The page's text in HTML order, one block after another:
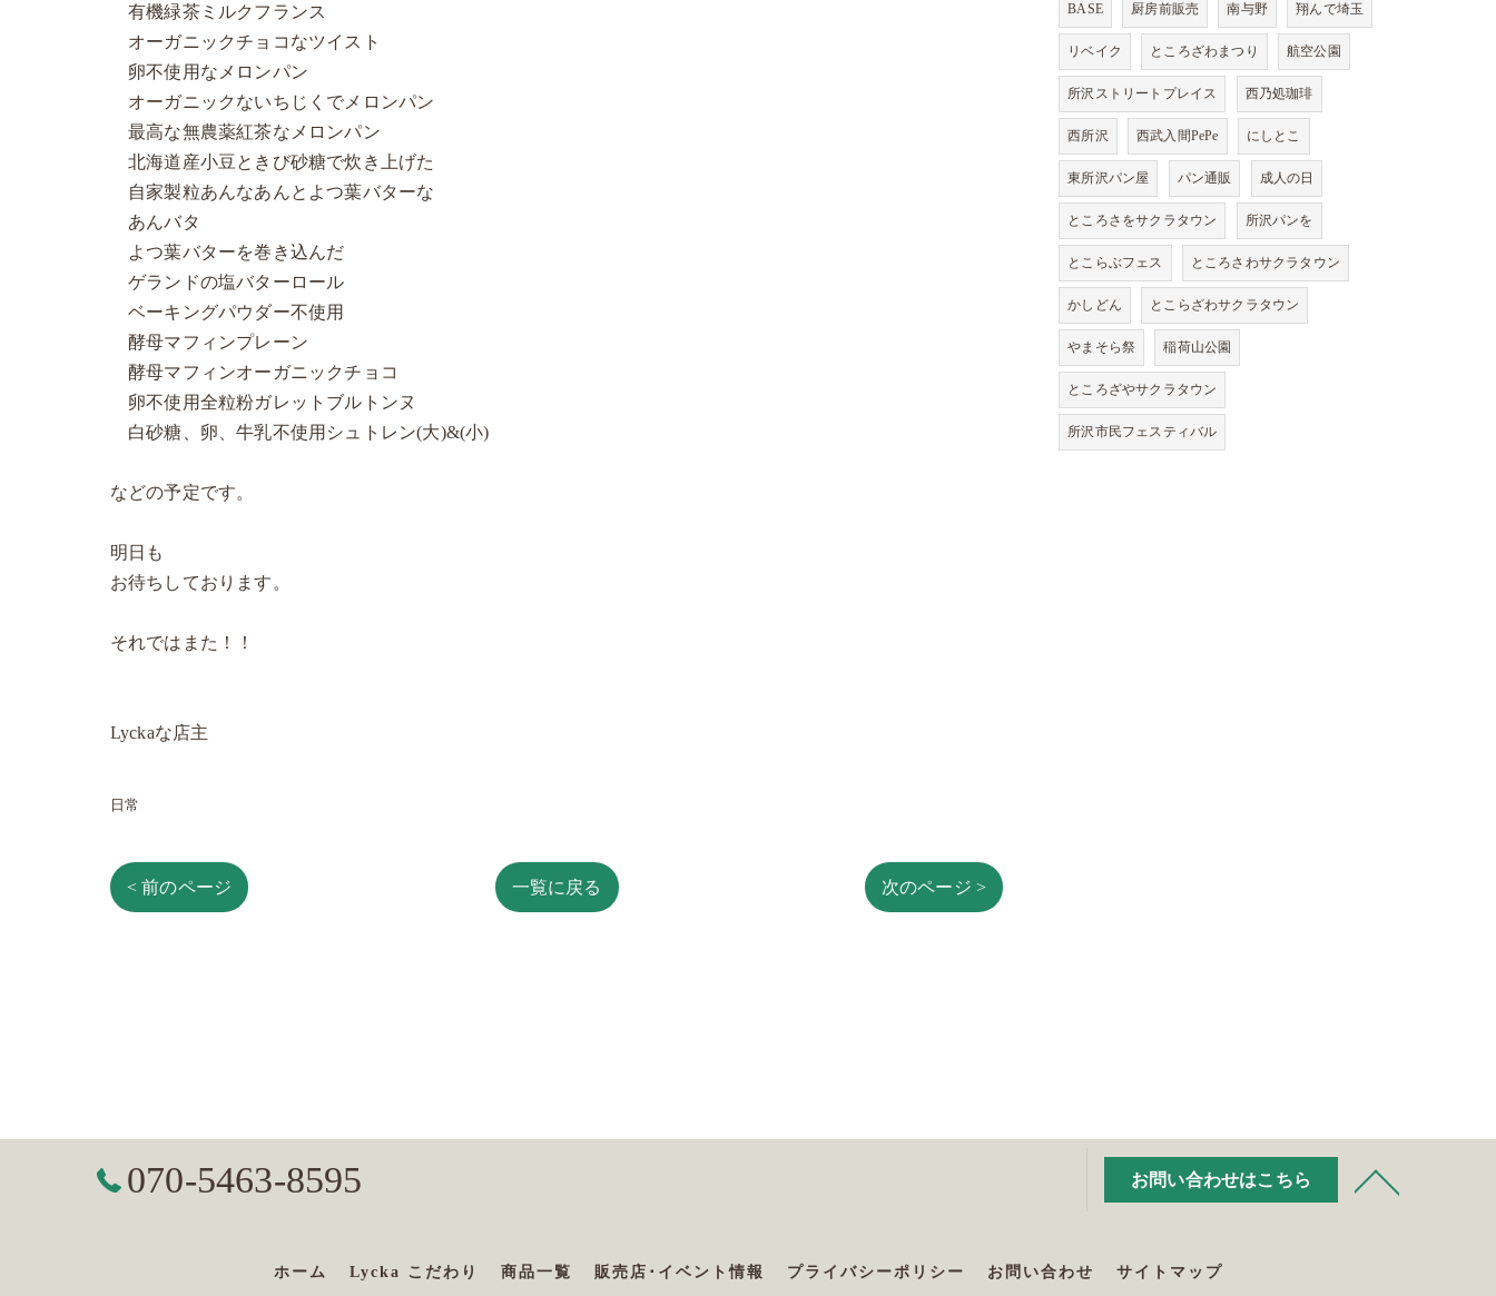
有機緑茶ミルクフランス
オーガニックチョコなツイスト
卵不使用なメロンパン
オーガニックないちじくでメロンパン
最高な無農薬紅茶なメロンパン
北海道産小豆ときび砂糖で炊き上げた
自家製粒あんなあんとよつ葉バターな
あんバタ
よつ葉バターを巻き込んだ
ゲランドの塩バターロール
ベーキングパウダー不使用
酵母マフィンプレーン
酵母マフィンオーガニックチョコ
卵不使用全粒粉ガレットブルトンヌ
白砂糖、卵、牛乳不使用シュトレン(大)&(小)
などの予定です。
明日も
お待ちしております。
それではまた！！
Lyckaな店主
日常
< 前のページ 一覧に戻る 次のページ >
BASE 厨房前販売 南与野 翔んで埼玉
リベイク ところざわまつり 航空公園
所沢ストリートプレイス 西乃処珈琲
西所沢 西武入間PePe にしとこ
東所沢パン屋 パン通販 成人の日
ところさをサクラタウン 所沢パンを
とこらぶフェス ところさわサクラタウン
かしどん とこらざわサクラタウン
やまそら祭 稲荷山公園
ところざやサクラタウン
所沢市民フェスティバル
070-5463-8595 お問い合わせはこちら
ホーム Lycka こだわり 商品一覧 販売店･イベント情報 プライバシーポリシー お問い合わせ サイトマップ